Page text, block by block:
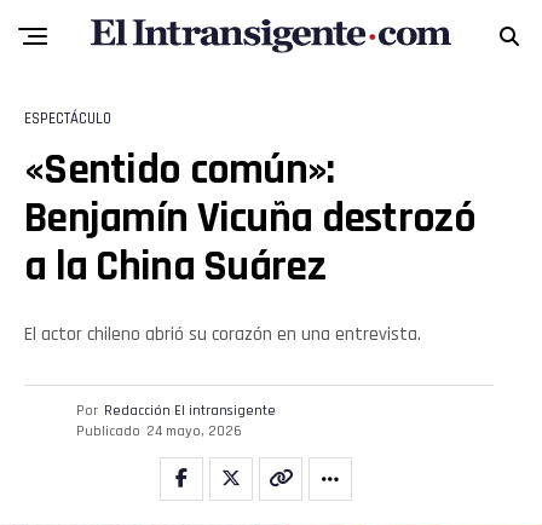
ESPECTÁCULO
«Sentido común»:
Benjamín Vicuña destrozó
a la China Suárez
El actor chileno abrió su corazón en una entrevista.
Por Redacción El intransigente
Publicado 24 mayo, 2026